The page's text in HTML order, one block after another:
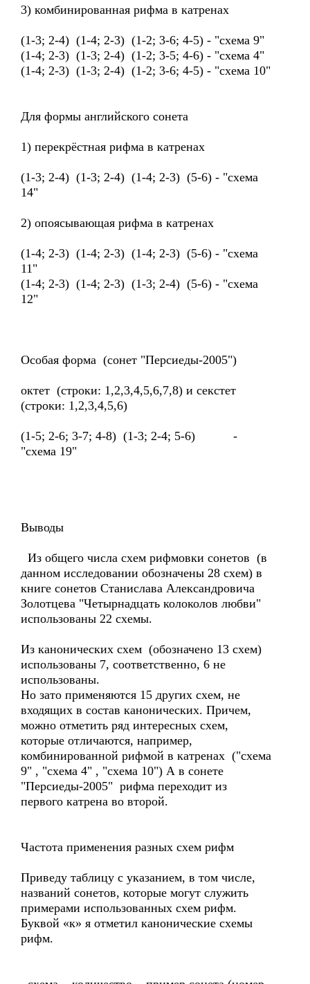
3) комбинированная рифма в катренах
(1-3; 2-4) (1-4; 2-3) (1-2; 3-6; 4-5) - "схема 9"
(1-4; 2-3) (1-3; 2-4) (1-2; 3-5; 4-6) - "схема 4"
(1-4; 2-3) (1-3; 2-4) (1-2; 3-6; 4-5) - "схема 10"
Для формы английского сонета
1) перекрёстная рифма в катренах
(1-3; 2-4) (1-3; 2-4) (1-4; 2-3) (5-6) - "схема
14"
2) опоясывающая рифма в катренах
(1-4; 2-3) (1-4; 2-3) (1-4; 2-3) (5-6) - "схема
11"
(1-4; 2-3) (1-4; 2-3) (1-3; 2-4) (5-6) - "схема
12"
Особая форма (сонет "Персиеды-2005")
октет (строки: 1,2,3,4,5,6,7,8) и секстет
(строки: 1,2,3,4,5,6)
(1-5; 2-6; 3-7; 4-8) (1-3; 2-4; 5-6) -
"схема 19"
Выводы
Из общего числа схем рифмовки сонетов (в
данном исследовании обозначены 28 схем) в
книге сонетов Станислава Александровича
Золотцева "Четырнадцать колоколов любви"
использованы 22 схемы.
Из канонических схем (обозначено 13 схем)
использованы 7, соответственно, 6 не
использованы.
Но зато применяются 15 других схем, не
входящих в состав канонических. Причем,
можно отметить ряд интересных схем,
которые отличаются, например,
комбинированной рифмой в катренах ("схема
9" , "схема 4" , "схема 10") А в сонете
"Персиеды-2005" рифма переходит из
первого катрена во второй.
Частота применения разных схем рифм
Приведу таблицу с указанием, в том числе,
названий сонетов, которые могут служить
примерами использованных схем рифм.
Буквой «к» я отметил канонические схемы
рифм.